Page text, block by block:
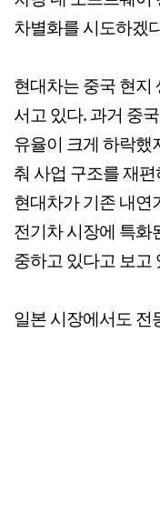
차별화를 시도하겠
현대차는 중국 현지
서고 있다. 과거 중
유율이 크게 하락했
춰 사업 구조를 재
현대차가 기존 내연
전기차 시장에 특화
중하고 있다고 보고
일본 시장에서도 전